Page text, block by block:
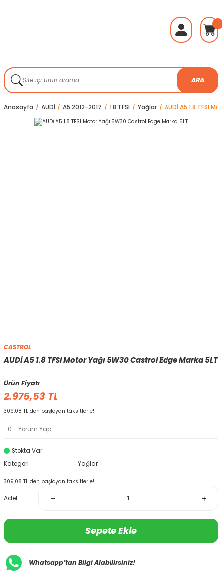
ARA
Anasayfa AUDİ A5 2012-2017 1.8 TFSI Yağlar AUDİ A5 1.8 TFSI
CASTROL
AUDİ A5 1.8 TFSI Motor Yağı 5W30 Castrol Edge Marka 5LT
Ürün Fiyatı
2.975,53 TL
309,08 TL den başlayan taksitlerle!
0 - Yorum Yap
Stokta Var
Kategori
Yağlar
309,08 TL den başlayan taksitlerle!
Adet
Sepete Ekle
Whatsapp’tan Bilgi Alabilirsiniz!